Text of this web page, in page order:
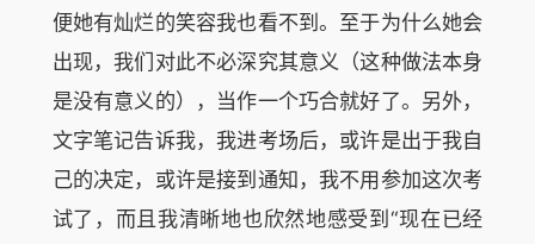
便她有灿烂的笑容我也看不到。至于为什么她会
出现，我们对此不必深究其意义（这种做法本身
是没有意义的），当作一个巧合就好了。另外，
文字笔记告诉我，我进考场后，或许是出于我自
己的决定，或许是接到通知，我不用参加这次考
试了，而且我清晰地也欣然地感受到“现在已经